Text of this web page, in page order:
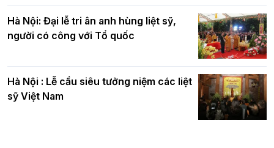
Hà Nội: Đại lễ tri ân anh hùng liệt sỹ,
người có công với Tổ quốc
Hà Nội : Lễ cầu siêu tưởng niệm các liệt
sỹ Việt Nam